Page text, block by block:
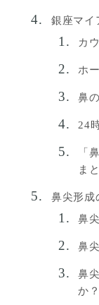
銀座マイ
カ
ホ
鼻
24
「
ま
鼻尖形成
鼻
鼻
鼻
か？